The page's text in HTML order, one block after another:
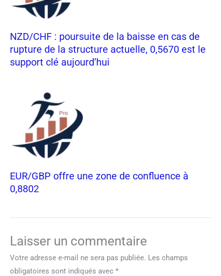
NZD/CHF : poursuite de la baisse en cas de
rupture de la structure actuelle, 0,5670 est le
support clé aujourd’hui
EUR/GBP offre une zone de confluence à
0,8802
Laisser un commentaire
Votre adresse e-mail ne sera pas publiée. Les champs
obligatoires sont indiqués avec *